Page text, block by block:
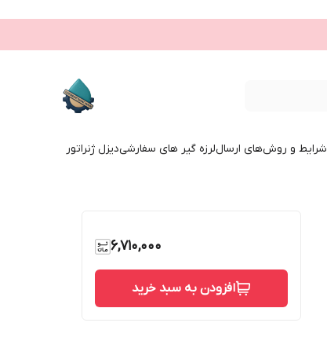
شرایط و روش‌های ارساللرزه گیر های سفارشیدیزل ژنراتور
6,710,000
افزودن به سبد خرید